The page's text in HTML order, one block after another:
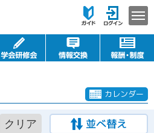
カレンダー
クリア 並べ替え